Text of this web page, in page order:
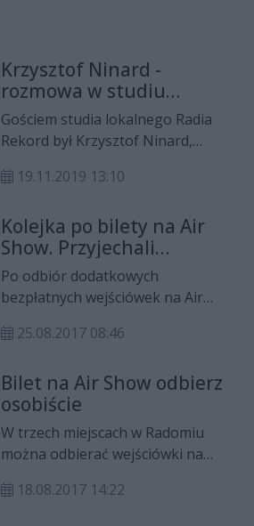
Krzysztof Ninard -
rozmowa w studiu
lokalnym Radia Rekord
Gościem studia lokalnego Radia
Rekord był Krzysztof Ninard,
Turystycznej w Radomiu.
19.11.2019 13:10
Kolejka po bilety na Air
Show. Przyjechali
strażnicy
Po odbiór dodatkowych
bezpłatnych wejściówek na Air
godzin przed otwarciem punktów
błyskawicznie. Konieczna była
interwencja straży miejskiej.
25.08.2017 08:46
Bilet na Air Show odbierz
osobiście
W trzech miejscach w Radomiu
można odbierać wejściówki na
być to ułatwienie dla mieszkańców
18.08.2017 14:22